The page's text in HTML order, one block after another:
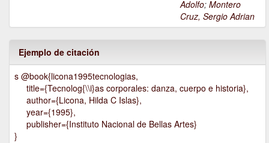
Adolfo; Montero
Cruz, Sergio Adrian
Ejemplo de citación
s @book{licona1995tecnologias,
title={Tecnolog{\\i}as corporales: danza, cuerpo e historia},
author={Licona, Hilda C Islas},
year={1995},
publisher={Instituto Nacional de Bellas Artes}
}